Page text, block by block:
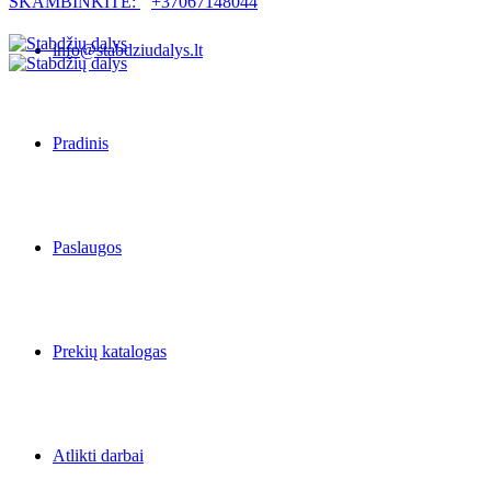
info@stabdziudalys.lt
Pradinis
Paslaugos
Prekių katalogas
Atlikti darbai